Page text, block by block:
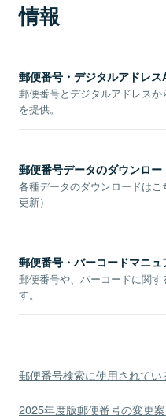
情報
郵便番号・デジタルアドレス
郵便番号とデジタルアドレス
を提供。
郵便番号データのダウンロー
各種データのダウンロードは
更新）
郵便番号・バーコードマニュ
郵便番号や、バーコードに関
す。
郵便番号検索に使用されてい
2025年度版郵便番号の変更